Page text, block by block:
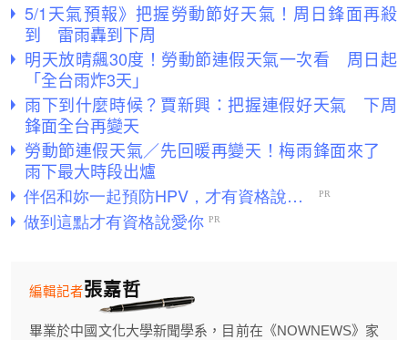
5/1天氣預報》把握勞動節好天氣！周日鋒面再殺
到 雷雨轟到下周
明天放晴飆30度！勞動節連假天氣一次看 周日起
「全台雨炸3天」
雨下到什麼時候？賈新興：把握連假好天氣 下周
鋒面全台再變天
勞動節連假天氣／先回暖再變天！梅雨鋒面來了
雨下最大時段出爐
張嘉哲
編輯記者
畢業於中國文化大學新聞學系，目前在《NOWNEWS》家